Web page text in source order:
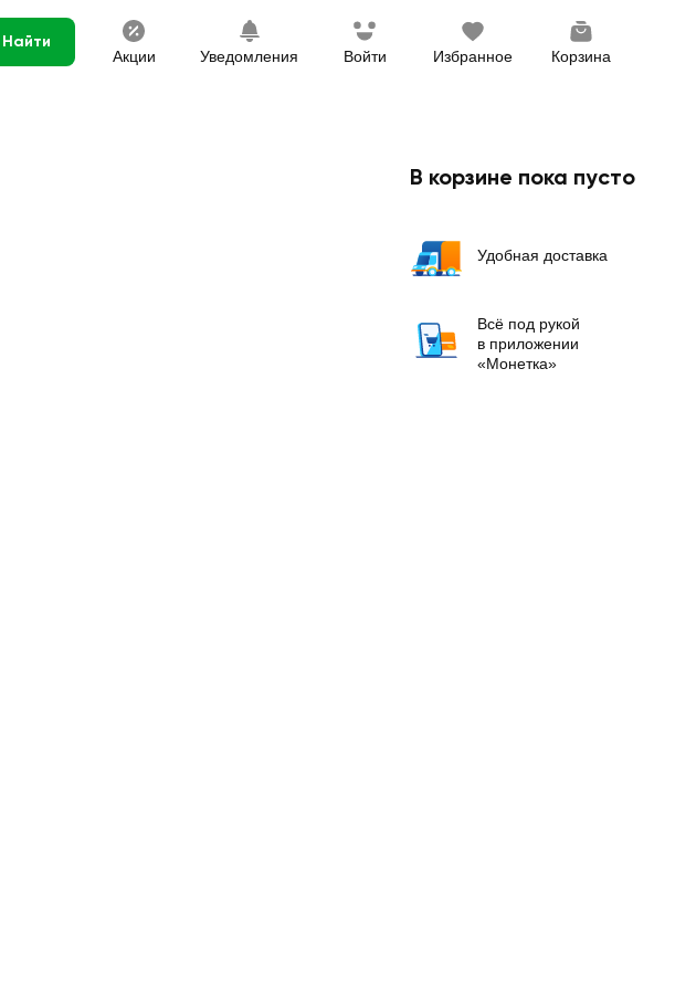
Найти
Акции Уведомления Войти Избранное Корзина
В корзине пока пусто
Удобная доставка
Всё под рукой
в приложении
«Монетка»